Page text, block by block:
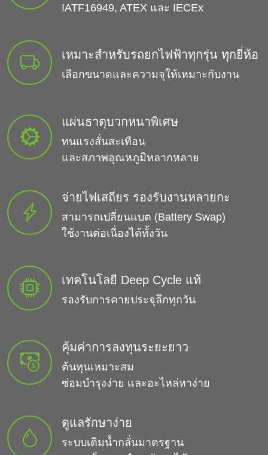
IATF16949, ATEX และ IECEx
เหมาะสำหรับรถยกไฟฟ้าทุกรุ่น ทุกยี่ห้อ
เลือกขนาดและความจุให้เหมาะกับงาน
แผ่นธาตุบวกหนาพิเศษ
ทนแรงสั่นสะเทือน
และสภาพอุณหภูมิหลากหลาย
จ่ายไฟเสถียร รองรับงานหลายกะ
สามารถเปลี่ยนแบต (Battery Swap)
ใช้งานต่อเนื่องได้ทั้งวัน
เทคโนโลยี Deep Cycle แท้
รองรับการคายประจุลึกทุกวัน
คุ้มค่าการลงทุนระยะยาว
ต้นทุนเหมาะสม
ซ่อมบำรุงง่าย และอะไหล่หาง่าย
ดูแลรักษาง่าย
ระบบเติมน้ำกลั่นมาตรฐาน